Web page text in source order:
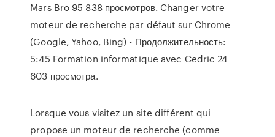
Mars Bro 95 838 просмотров. Changer votre
moteur de recherche par défaut sur Chrome
(Google, Yahoo, Bing) - Продолжительность:
5:45 Formation informatique avec Cedric 24
603 просмотра.
Lorsque vous visitez un site différent qui
propose un moteur de recherche (comme